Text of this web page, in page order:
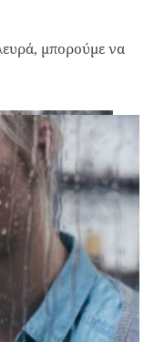
μπορούμε να